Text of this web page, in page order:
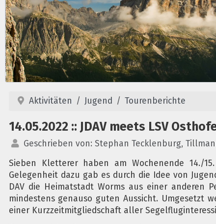
Aktivitäten Jugend Tourenberichte
14.05.2022 :: JDAV meets LSV
Geschrieben von: Stephan Tecklenburg,
Sieben Kletterer haben am Wochenende 14./
Gelegenheit dazu gab es durch die Idee von
DAV die Heimatstadt Worms aus einer anderen
mindestens genauso guten Aussicht. Umgesetzt
einer Kurzzeitmitgliedschaft aller